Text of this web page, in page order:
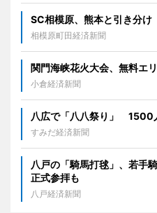
SC相模原、熊本と引き分
相模原町田経済新聞
関門海峡花火大会、無料エ
小倉経済新聞
八広で「八八祭り」 1500
すみだ経済新聞
八戸の「騎馬打毬」、若
正式参拝も
八戸経済新聞